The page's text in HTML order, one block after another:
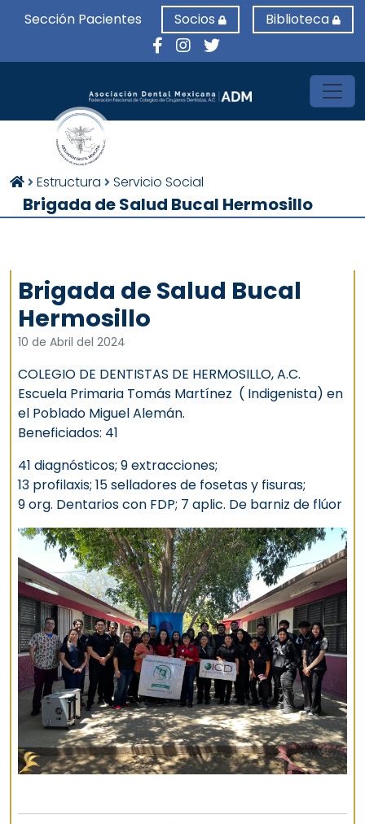
Sección Pacientes Socios Biblioteca
Estructura Servicio Social
Brigada de Salud Bucal Hermosillo
Brigada de Salud Bucal
Hermosillo
10 de Abril del 2024
COLEGIO DE DENTISTAS DE HERMOSILLO, A.C.
Escuela Primaria Tomás Martínez ( Indigenista) en
el Poblado Miguel Alemán.
Beneficiados: 41
41 diagnósticos; 9 extracciones;
13 profilaxis; 15 selladores de fosetas y fisuras;
9 org. Dentarios con FDP; 7 aplic. De barniz de flúor